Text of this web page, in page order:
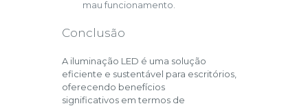
mau funcionamento.
Conclusão
A iluminação LED é uma solução
eficiente e sustentável para escritórios,
oferecendo benefícios
significativos em termos de